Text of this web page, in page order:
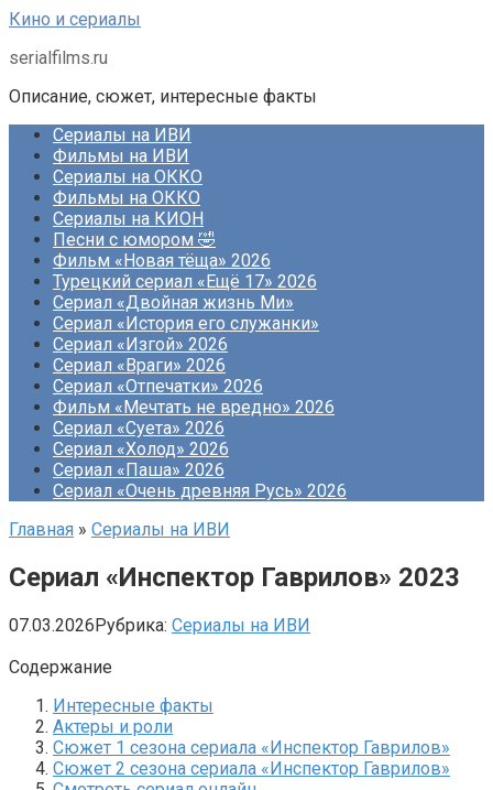
Перейти
контенту
Кино и сериалы
serialfilms.ru
Описание, сюжет, интересные факты
Сериалы на ИВИ
Фильмы на ИВИ
Сериалы на ОККО
Фильмы на ОККО
Сериалы на КИОН
Песни с юмором 🤣
Фильм «Новая тёща» 2026
Турецкий сериал «Ещё 17» 2026
Сериал «Двойная жизнь Ми»
Сериал «История его служанки»
Сериал «Изгой» 2026
Сериал «Враги» 2026
Сериал «Отпечатки» 2026
Фильм «Мечтать не вредно» 2026
Сериал «Суета» 2026
Сериал «Холод» 2026
Сериал «Паша» 2026
Сериал «Очень древняя Русь» 2026
Главная » Сериалы на ИВИ
Сериал «Инспектор Гаврилов» 2023
07.03.2026Рубрика: Сериалы на ИВИ
Содержание
Интересные факты
Актеры и роли
Сюжет 1 сезона сериала «Инспектор Гаврилов»
Сюжет 2 сезона сериала «Инспектор Гаврилов»